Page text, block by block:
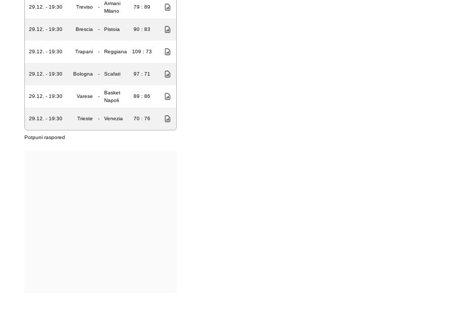
29.12. - 19:30 Treviso -
Armani
Milano
79 : 89
29.12. - 19:30 Brescia - Pistoia 90 : 83
29.12. - 19:30 Trapani - Reggiana 109 : 73
29.12. - 19:30 Bologna - Scafati 97 : 71
29.12. - 19:30 Varese -
Basket
Napoli
89 : 86
29.12. - 19:30 Trieste - Venezia 70 : 76
Potpuni raspored